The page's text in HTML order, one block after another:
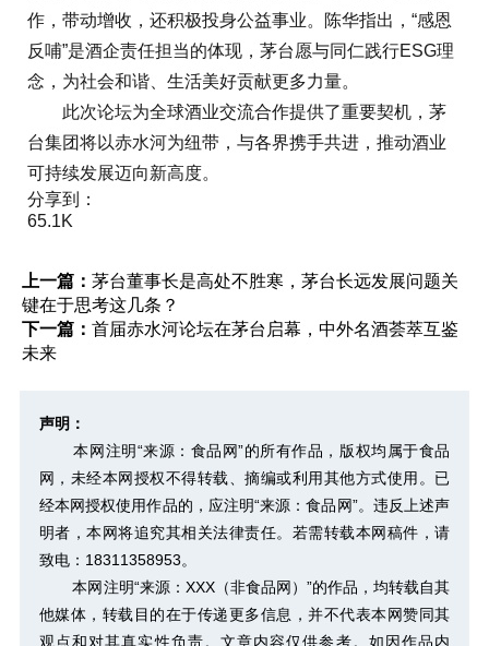
作，带动增收，还积极投身公益事业。陈华指出，“感恩
反哺”是酒企责任担当的体现，茅台愿与同仁践行ESG理
念，为社会和谐、生活美好贡献更多力量。
此次论坛为全球酒业交流合作提供了重要契机，茅
台集团将以赤水河为纽带，与各界携手共进，推动酒业
可持续发展迈向新高度。
分享到：
65.1K
上一篇： 茅台董事长是高处不胜寒，茅台长远发展问题关
键在于思考这几条？
下一篇： 首届赤水河论坛在茅台启幕，中外名酒荟萃互鉴
未来
声明：
本网注明“来源：食品网”的所有作品，版权均属于食品
网，未经本网授权不得转载、摘编或利用其他方式使用。已
经本网授权使用作品的，应注明“来源：食品网”。违反上述声
明者，本网将追究其相关法律责任。若需转载本网稿件，请
致电：18311358953。
本网注明“来源：XXX（非食品网）”的作品，均转载自其
他媒体，转载目的在于传递更多信息，并不代表本网赞同其
观点和对其真实性负责。文章内容仅供参考。如因作品内